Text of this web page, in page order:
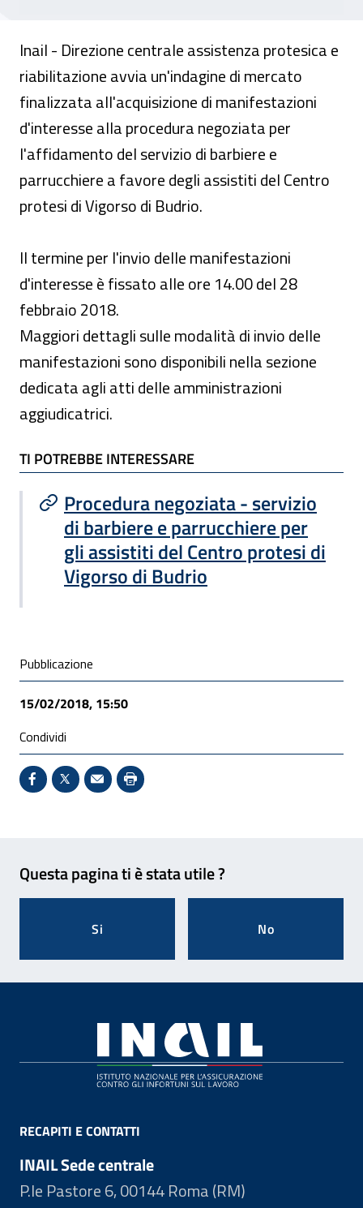
Inail - Direzione centrale assistenza protesica e
riabilitazione avvia un'indagine di mercato
finalizzata all'acquisizione di manifestazioni
d'interesse alla procedura negoziata per
l'affidamento del servizio di barbiere e
parrucchiere a favore degli assistiti del Centro
protesi di Vigorso di Budrio.
Il termine per l'invio delle manifestazioni
d'interesse è fissato alle ore 14.00 del 28
febbraio 2018.
Maggiori dettagli sulle modalità di invio delle
manifestazioni sono disponibili nella sezione
dedicata agli atti delle amministrazioni
aggiudicatrici.
TI POTREBBE INTERESSARE
TI POTREBBE INTERESSARE
Procedura negoziata - servizio
di barbiere e parrucchiere per
gli assistiti del Centro protesi di
Vigorso di Budrio
Condivisione social
Pubblicazione
15/02/2018, 15:50
Condividi
Condividi su Facebook - Sito esterno - Apertura in
X - Sito esterno - Apertura in nuova finestra
Invio Mail: apre il programma di posta
Stampa pagina: scelta meno
Questa pagina ti è stata utile ?
Si No
RECAPITI E CONTATTI
INAIL Sede centrale
P.le Pastore 6, 00144 Roma (RM)